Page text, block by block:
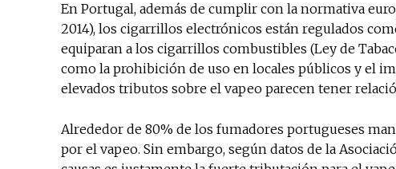
En Portugal, además de cumplir con la normativa
2014), los cigarrillos electrónicos están regulados
equiparan a los cigarrillos combustibles (Ley de
como la prohibición de uso en locales públicos y el
elevados tributos sobre el vapeo parecen tener
Alrededor de 80% de los fumadores portugueses
por el vapeo. Sin embargo, según datos de la